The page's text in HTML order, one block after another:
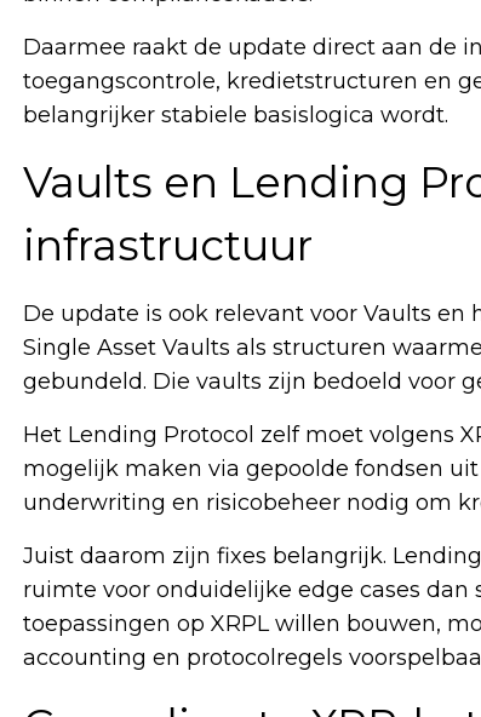
Daarmee raakt de update direct aan de
toegangscontrole, kredietstructuren en
belangrijker stabiele basislogica wordt.
Vaults en Lending
infrastructuur
De update is ook relevant voor Vaults
Single Asset Vaults als structuren
gebundeld. Die vaults zijn bedoeld voor
Het Lending Protocol zelf moet volgens
mogelijk maken via gepoolde fondsen
underwriting en risicobeheer nodig om
Juist daarom zijn fixes belangrijk.
ruimte voor onduidelijke edge cases
toepassingen op XRPL willen bouwen,
accounting en protocolregels